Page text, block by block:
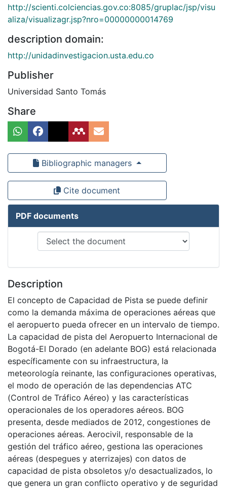
http://scienti.colciencias.gov.co:8085/gruplac/jsp/visu
aliza/visualizagr.jsp?nro=00000000014769
description domain:
http://unidadinvestigacion.usta.edu.co
Publisher
Universidad Santo Tomás
Share
Bibliographic managers
Cite document
PDF documents
Description
El concepto de Capacidad de Pista se puede definir
como la demanda máxima de operaciones aéreas que
el aeropuerto pueda ofrecer en un intervalo de tiempo.
La capacidad de pista del Aeropuerto Internacional de
Bogotá-El Dorado (en adelante BOG) está relacionada
específicamente con su infraestructura, la
meteorología reinante, las configuraciones operativas,
el modo de operación de las dependencias ATC
(Control de Tráfico Aéreo) y las características
operacionales de los operadores aéreos. BOG
presenta, desde mediados de 2012, congestiones de
operaciones aéreas. Aerocivil, responsable de la
gestión del tráfico aéreo, gestiona las operaciones
aéreas (despegues y aterrizajes) con datos de
capacidad de pista obsoletos y/o desactualizados, lo
que genera un gran conflicto operativo y de seguridad